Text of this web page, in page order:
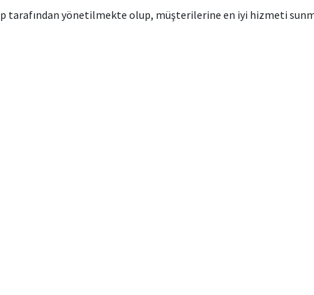
tarafından yönetilmekte olup, müşterilerine en iyi hizmeti